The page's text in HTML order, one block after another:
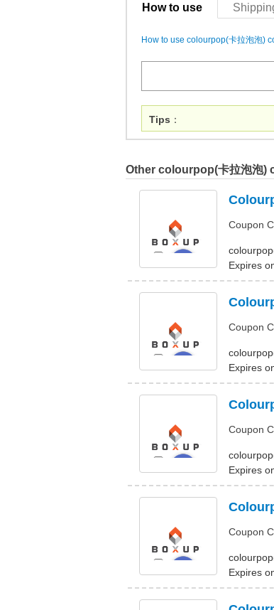
How to use
How to use colourpop(卡拉泡泡)
Tips ：
Other colourpop(卡拉泡泡)
Coupon
Expires
Coupon
Expires
Coupon
Expires
Coupon
Expires